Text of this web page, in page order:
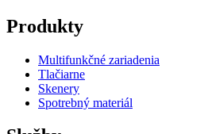
Produkty
Multifunkčné zariadenia
Tlačiarne
Skenery
Spotrebný materiál